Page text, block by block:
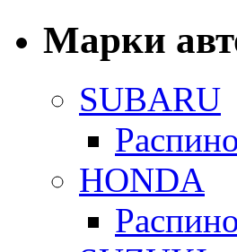
Марки
SUBARU
HONDA